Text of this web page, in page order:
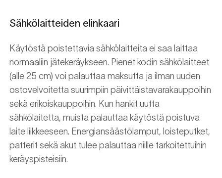
Sähkölaitteiden elinkaari
Käytöstä poistettavia sähkölaitteita ei saa laittaa
normaaliin jätekeräykseen. Pienet kodin sähkölaitteet
(alle 25 cm) voi palauttaa maksutta ja ilman uuden
ostovelvoitetta suurimpiin päivittäistavarakauppoihin
sekä erikoiskauppoihin. Kun hankit uutta
sähkölaitetta, muista palauttaa käytöstä poistuva
laite liikkeeseen. Energiansäästölamput, loisteputket,
patterit sekä akut tulee palauttaa niille tarkoitettuihin
keräyspisteisiin.